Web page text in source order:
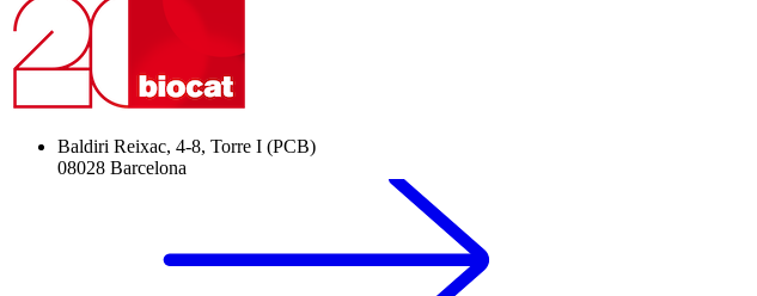
Baldiri Reixac, 4-8, Torre I (PCB)
08028 Barcelona